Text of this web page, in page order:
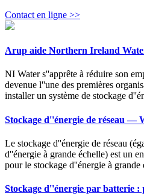
Contact en ligne >>
Arup aide Northern Ireland
NI Water s''apprête à réduire son
devenue l''une des premières
installer un système de stockage
Stockage d''énergie de réseau —
Le stockage d''énergie de réseau
d''énergie à grande échelle) est un
pour le stockage d''énergie à grande
Stockage d''énergie par batterie :